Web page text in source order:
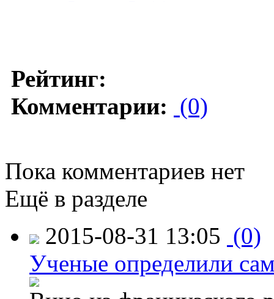
Рейтинг:
Комментарии: (0)
Пока комментариев нет
Ещё в разделе
2015-08-31 13:05 (0)
Ученые определили